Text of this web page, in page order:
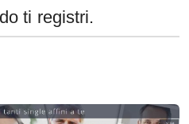
ti registri.